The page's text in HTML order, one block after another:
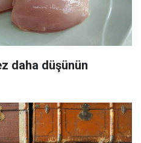
daha düşünün